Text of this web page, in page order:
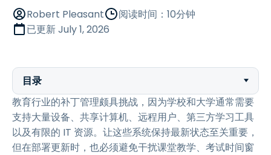
Robert Pleasant
阅读时间：10分钟
已更新July 1, 2026
目录
教育行业的补丁管理颇具挑战，因为学校和大学通常需要
支持大量设备、共享计算机、远程用户、第三方学习工具
以及有限的 IT 资源。让这些系统保持最新状态至关重要，
但在部署更新时，也必须避免干扰课堂教学、考试时间窗